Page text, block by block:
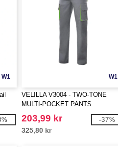
W1 W1
VELILLA V3004 - TWO-TONE
MULTI-POCKET PANTS
203,99 kr
325,80 kr
-37%